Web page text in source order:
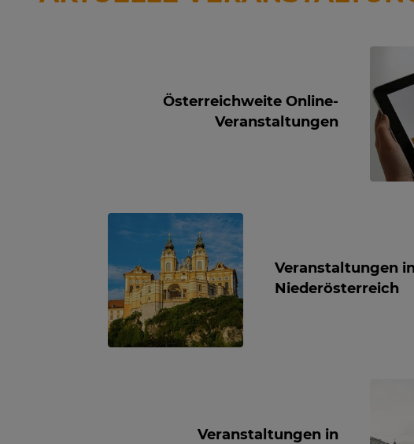
Österreichweite Online-
Veranstaltungen
Veranstaltungen
Niederösterreich
Veranstaltungen in